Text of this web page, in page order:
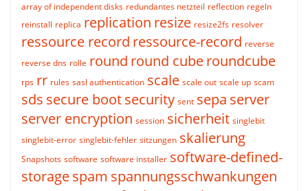
array of independent disks redundantes netzteil reflection regeln
reinstall replica replication resize resize2fs resolver
ressource record ressource-record reverse
reverse dns rolle round round cuberoundcube
rps rr rules sasl authentication scale scale out scale up scam
sds secure bootsecurity sent sepa server
server encryption session sicherheit singlebit
singlebit-error singlebit-fehler sitzungen skalierung
Snapshots software software installer software-defined-
storagespam spannungsschwankungen